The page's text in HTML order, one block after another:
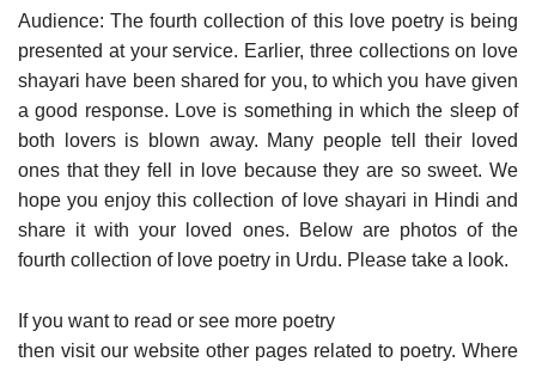
Audience: The fourth collection of this love poetry is being
presented at your service. Earlier, three collections on love
shayari have been shared for you, to which you have given
a good response. Love is something in which the sleep of
both lovers is blown away. Many people tell their loved
ones that they fell in love because they are so sweet. We
hope you enjoy this collection of love shayari in Hindi and
share it with your loved ones. Below are photos of the
fourth collection of love poetry in Urdu. Please take a look.
If you want to read or see more poetry
then visit our website other pages related to poetry. Where